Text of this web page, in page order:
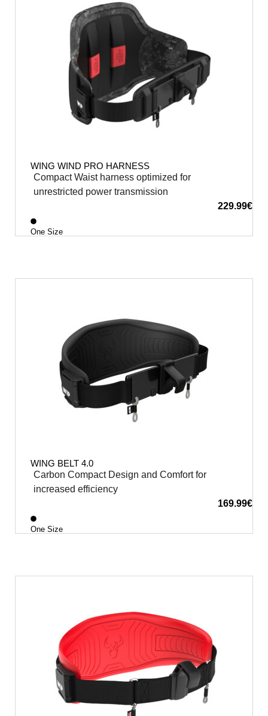
WING WIND PRO HARNESS
Compact Waist harness optimized for
unrestricted power transmission
229.99€
One Size
WING BELT 4.0
Carbon Compact Design and Comfort for
increased efficiency
169.99€
One Size